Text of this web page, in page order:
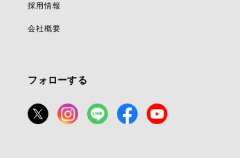
採用情報
会社概要
フォローする